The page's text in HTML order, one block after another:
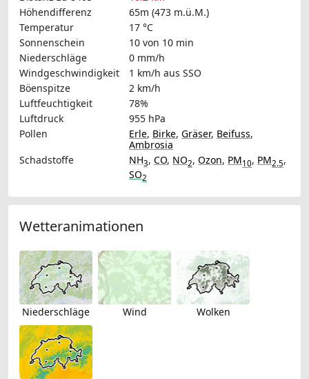
Höhendifferenz
65m (473 m.ü.M.)
Temperatur
17 °C
Sonnenschein
10 von 10 min
Niederschläge
0 mm/h
Windgeschwindigkeit
1 km/h aus SSO
Böenspitze
2 km/h
Luftfeuchtigkeit
78%
Luftdruck
955 hPa
Pollen
Erle, Birke, Gräser, Beifuss,
Ambrosia
Schadstoffe
NH3, CO, NO2, Ozon, PM10, PM2.5,
SO2
Wetteranimationen
Niederschläge Wind Wolken